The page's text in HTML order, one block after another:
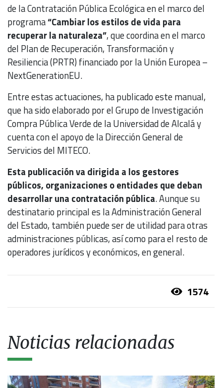
de la Contratación Pública Ecológica en el marco del
programa“Cambiar los estilos de vida para
recuperar la naturaleza”, que coordina en el marco
del Plan de Recuperación, Transformación y
Resiliencia (PRTR) financiado por la Unión Europea –
NextGenerationEU.
Entre estas actuaciones, ha publicado este manual,
que ha sido elaborado por el Grupo de Investigación
Compra Pública Verde de la Universidad de Alcalá y
cuenta con el apoyo de la Dirección General de
Servicios del MITECO.
Esta publicación va dirigida a los gestores
públicos, organizaciones o entidades que deban
desarrollar una contratación pública. Aunque su
destinatario principal es la Administración General
del Estado, también puede ser de utilidad para otras
administraciones públicas, así como para el resto de
operadores jurídicos y económicos, en general.
1574
Noticias relacionadas